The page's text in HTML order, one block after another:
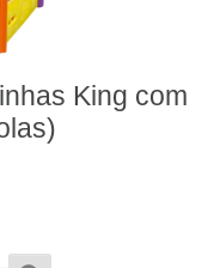
King com